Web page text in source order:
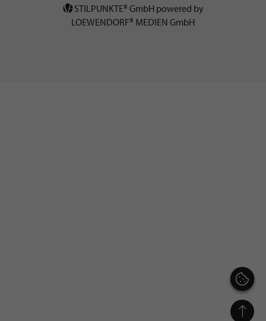
STILPUNKTE® GmbH powered by
LOEWENDORF® MEDIEN GmbH